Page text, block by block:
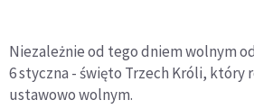
Niezależnie od tego dniem wolnym
6 styczna - święto Trzech Króli, który
ustawowo wolnym.